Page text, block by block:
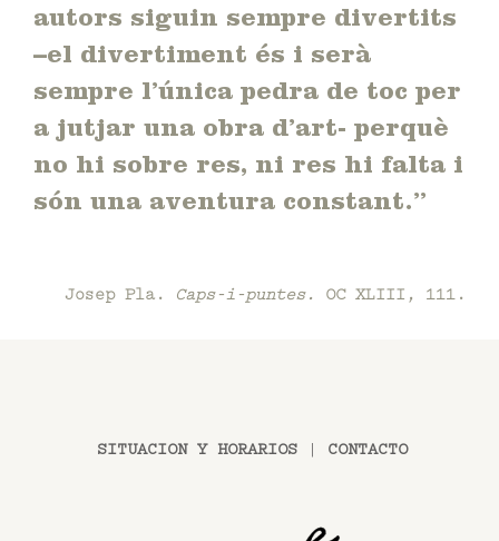
autors siguin sempre divertits
–el divertiment és i serà
sempre l’única pedra de toc per
a jutjar una obra d’art- perquè
no hi sobre res, ni res hi falta i
són una aventura constant.”
Josep Pla. Caps-i-puntes. OC XLIII, 111.
SITUACION Y HORARIOS CONTACTO